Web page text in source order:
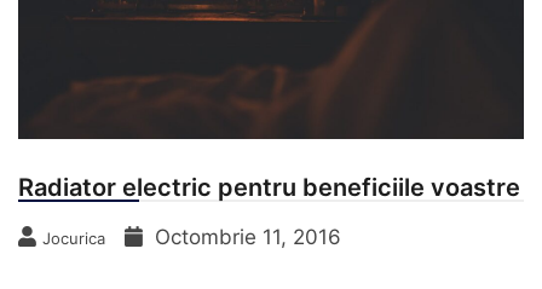
Radiator electric pentru beneficiile voastre
Jocurica Octombrie 11, 2016